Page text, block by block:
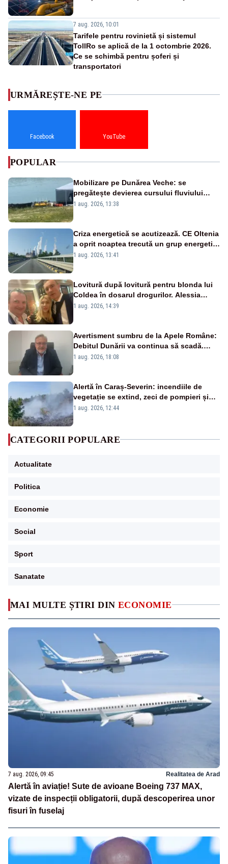
7 aug. 2026, 10:01
Tarifele pentru rovinietă și sistemul
TollRo se aplică de la 1 octombrie 2026.
Ce se schimbă pentru șoferi și
transportatori
MAI MULTE ȘTIRI DIN ECONOMIE
7 aug. 2026, 09:45 Realitatea de Arad
Alertă în aviație! Sute de avioane Boeing 737 MAX,
vizate de inspecții obligatorii, după descoperirea unor
fisuri în fuselaj
URMĂREȘTE-NE PE
Facebook YouTube
POPULAR
Mobilizare pe Dunărea Veche: se
pregătește devierea cursului fluviului
către Cernavodă – VIDEO
1 aug. 2026, 13:38
Criza energetică se acutizează. CE Oltenia
a oprit noaptea trecută un grup energetic
de la Rovinari
1 aug. 2026, 13:41
Lovitură după lovitură pentru blonda lui
Coldea în dosarul drogurilor. Alessia
Păcuraru explică decizia magistraților
1 aug. 2026, 14:39
Avertisment sumbru de la Apele Române:
Debitul Dunării va continua să scadă.
Cernavodă s-ar putea închide în 4 zile
1 aug. 2026, 18:08
Alertă în Caraș-Severin: incendiile de
vegetație se extind, zeci de pompieri și
silvicultori se luptă cu flăcările - VIDEO
1 aug. 2026, 12:44
CATEGORII POPULARE
Actualitate
Politica
Economie
Social
Sport
Sanatate